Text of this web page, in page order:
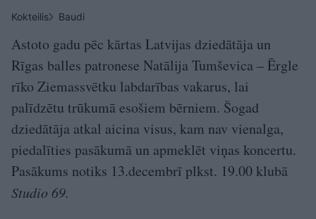
Kokteilis
Baudi
Astoto gadu pēc kārtas Latvijas dziedātāja un
Rīgas balles patronese Natālija Tumševica – Ērgle
rīko Ziemassvētku labdarības vakarus, lai
palīdzētu trūkumā esošiem bērniem. Šogad
dziedātāja atkal aicina visus, kam nav vienalga,
piedalīties pasākumā un apmeklēt viņas koncertu.
Pasākums notiks 13.decembrī plkst. 19.00 klubā
Studio 69.